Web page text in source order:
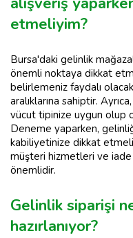
etmeliyim?
Bursa'daki gelinlik
önemli noktaya dikkat
belirlemeniz faydalı
aralıklarına sahiptir.
vücut tipinize uygun olup
Deneme yaparken,
kabiliyetinize dikkat
müşteri hizmetleri ve iade
önemlidir.
Gelinlik siparişi
hazırlanıyor?